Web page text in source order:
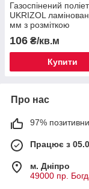
Газоспінений
UKRIZOL
мм з розміткою
106 ₴/кв.м
Купити
Про нас
97%
Працює з
м. Дніпро
49000 пр.